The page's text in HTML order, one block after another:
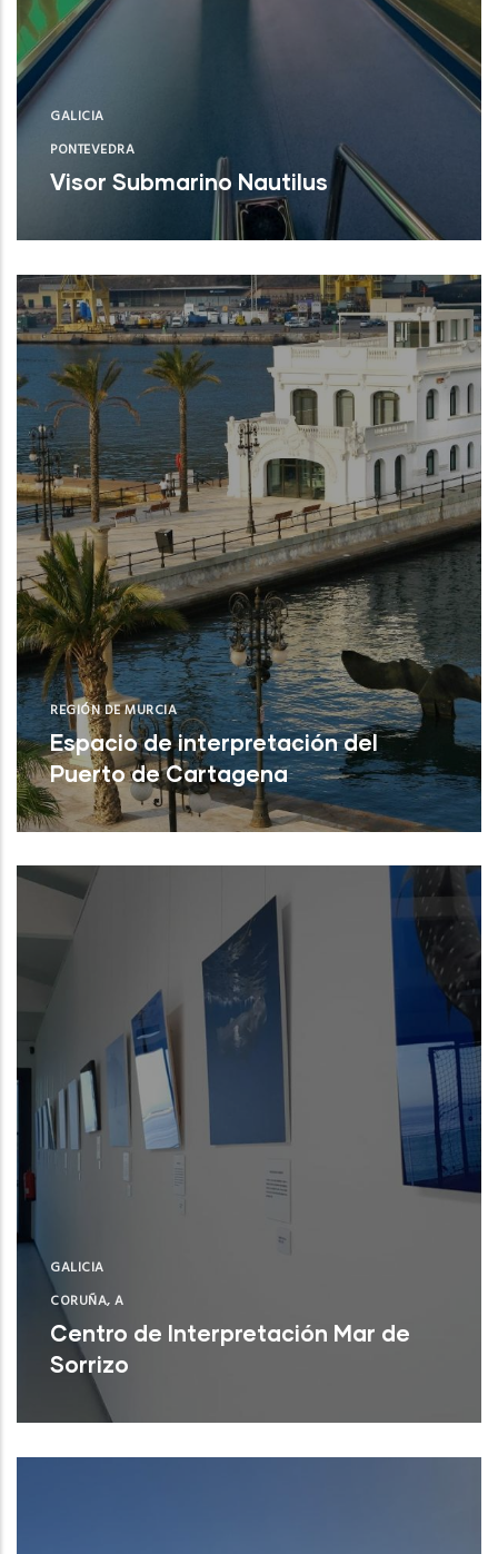
GALICIA
PONTEVEDRA
Visor Submarino Nautilus
Autoridad Portuaria de Vigo (Pontevedra)
NUEVO
REGIÓN DE MURCIA
Espacio de interpretación del
Puerto de Cartagena
Cartagena (Región de Murcia)
GALICIA
CORUÑA, A
Centro de Interpretación Mar de
Sorrizo
Arteixo (A Coruña)